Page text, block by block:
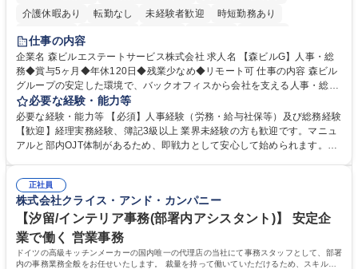
介護休暇あり
転勤なし 未経験者歓迎
時短勤務あり
経験者歓迎
完全週休2日制
交通費支給 長期歓迎 駅近5分以内 土日祝休み
仕事の内容
企業名 森ビルエステートサービス株式会社 求人名 【森ビルG】人事・総
務◆賞与5ヶ月◆年休120日◆残業少なめ◆リモート可 仕事の内容 森ビル
グループの安定した環境で、バックオフィスから会社を支える人事・総務
をお任せします。 労務と総務の業務をバランスよく担当し、ゆくゆくは制
度改定などのコア業務にも挑戦できる、やりがいある環境です。 ■勤怠管
理、給与計算、社会保険手続き、年末調整等の労務管理全般 ■入退社手続
き、社内規定の改定や人事制度改定などのコア業務 ■社内イベントの企画
でも質問・相談できる環境が整っているため、安心して成長できます。 募
集職種 【森ビルG】人事・総務◆賞与5ヶ月◆年休120日◆残業少なめ◆
リモート可
必要な経験・能力等
必要な経験・能力等 【必須】人事経験（労務・給与社保等）及び総務経験
【歓迎】経理実務経験、簿記3級以上 業界未経験の方も歓迎です。マニュ
アルと部内OJT体制があるため、即戦力として安心して始められます。
務に挑戦できるため、自身の成長と組織への貢献度をダイレクトに実感で
きます。 残業少なめ、週1日リモート可など、ワークライフバランスを保
ち長期活躍できる環境です。 「これまでの幅広い経験を活かし、長期的な
キャリアを築きたい」という前向きな意欲と挑戦を全力で応援します。 学
歴・資格 学歴：大学院 大学 高専 短大 専修学校 高校 語学力： 資格：日商
簿記検定1級 日商簿記検定2級 日商簿記検定3級
正社員
株式会社クライス・アンド・カンパニー
【汐留/インテリア事務(部署内アシスタント)】 安定企
業で働く 営業事務
ドイツの高級キッチンメーカーの国内唯一の代理店の当社にて事務スタッフとして、部署
内の事務業務全般をお任せいたします。 裁量を持って働いていただけるため、スキルア